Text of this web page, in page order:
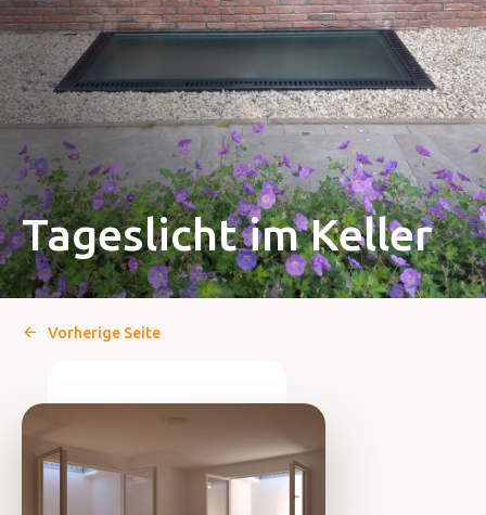
Tageslicht im Keller
Vorherige Seite